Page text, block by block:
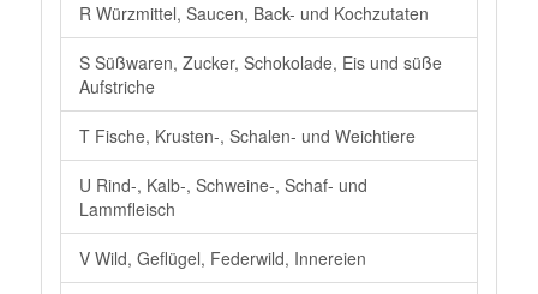
R Würzmittel, Saucen, Back- und Kochzutaten
S Süßwaren, Zucker, Schokolade, Eis und süße
Aufstriche
T Fische, Krusten-, Schalen- und Weichtiere
U Rind-, Kalb-, Schweine-, Schaf- und
Lammfleisch
V Wild, Geflügel, Federwild, Innereien